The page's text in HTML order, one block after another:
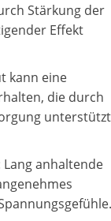
Stärkung der
Effekt
kann eine
die durch
unterstützt
anhaltende